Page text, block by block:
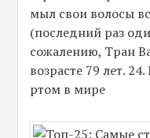
мыл свои волосы
(последний раз
сожалению, Тран
возрасте 79 лет.
ртом в мире